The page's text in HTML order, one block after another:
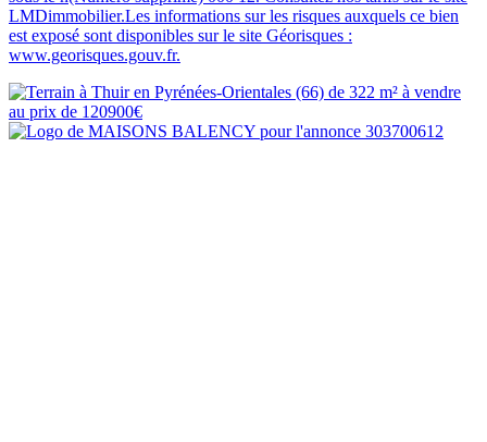
LMDimmobilier.Les informations sur les risques auxquels ce bien
est exposé sont disponibles sur le site Géorisques :
www.georisques.gouv.fr.